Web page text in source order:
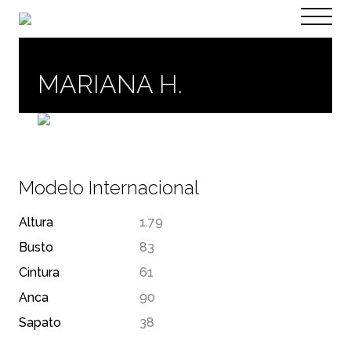
EN
MARIANA H.
Modelo Internacional
Altura
1.79
Busto
83
Cintura
61
Anca
90
Sapato
38